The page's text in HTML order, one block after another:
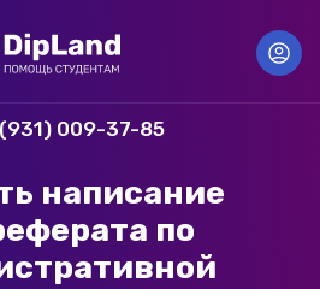
009-37-85
написание
по